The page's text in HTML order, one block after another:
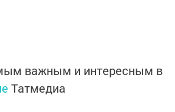
важным и интересным в
Татмедиа